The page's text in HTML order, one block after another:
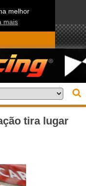
melhor
mais
tira lugar